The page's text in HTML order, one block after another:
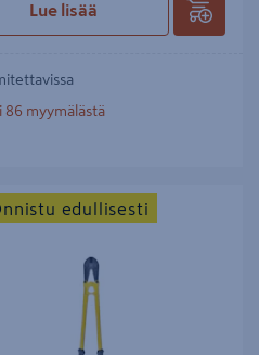
Lue lisää
86 myymälästä
FXA 600mm
edullisesti